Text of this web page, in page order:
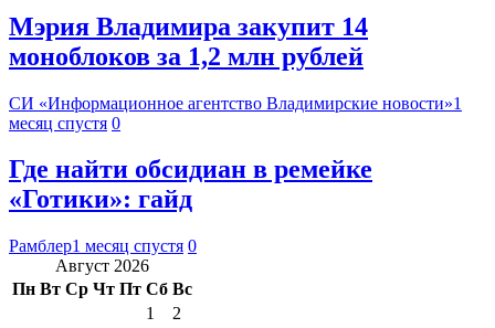
Мэрия Владимира закупит 14
моноблоков за 1,2 млн рублей
СИ «Информационное агентство Владимирские новости»1
месяц спустя 0
Где найти обсидиан в ремейке
«Готики»: гайд
Рамблер1 месяц спустя 0
Август 2026
Пн Вт Ср Чт Пт Сб Вс
1
2